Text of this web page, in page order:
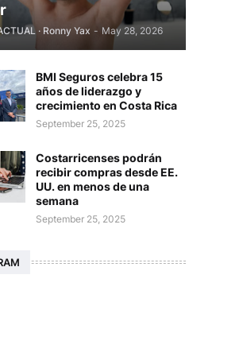
· Ronny Yax - May 28, 2026
BMI Seguros celebra 15
años de liderazgo y
crecimiento en Costa Rica
September 25, 2025
Costarricenses podrán
recibir compras desde EE.
UU. en menos de una
semana
September 25, 2025